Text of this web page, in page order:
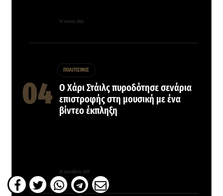
18 Ιουνίου, 2026
ΠΟΛΙΤΙΣΜΟΣ
Ο Χάρι Στάιλς πυροδότησε σενάρια
επιστροφής στη μουσική με ένα
βίντεο έκπληξη
28 Δεκεμβρίου, 2025